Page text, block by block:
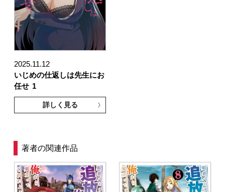
2025.11.12
いじめの仕返しは先生にお
任せ 1
詳しく見る
著者の関連作品